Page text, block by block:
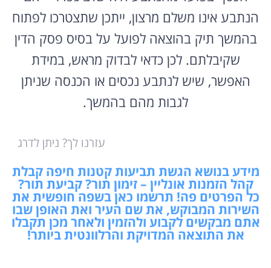
הנתבע אינו משלם מרצון, ייתכן שתצטרכו לפתוח
בהמשך תיק בהוצאה לפועל על בסיס פסק הדין
שקיבלתם. לכן כדאי לבדוק מראש, במידת
האפשר, שיש לנתבע נכסים או הכנסה שניתן
לגבות מהם בהמשך.
עזרנו לך? ניתן לדרג
מידע בנושא הגשת תביעות קטנות חיפה קבלת
קהל הזמנות אונליין – זימון תור? קביעת תור?
כל הפרטים פה! תרשמו כאן בשפה חופשית את
השירות המבוקש, את שם העיר ואת האופן שבו
אתם מבקשים לקבוע ולהזמין ולאחר מכן תקבלו
את התוצאה המדויקת והרלוונטית ביותר!